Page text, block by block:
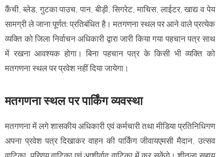
कैंची, ब्लेड, गुटका पाउच, पान, बीड़ी, सिगरेट, माचिस, लाईटर, खाद्य व पेय
सामग्री ले जाना पूर्णत: प्रतिबंधित है। मतगणना स्थल पर आने वाले प्रत्येक
व्यक्ति को जिला निर्वाचन अधिकारी द्वारा जारी किया गया पहचान पत्र साथ
में रखना आवश्यक होगा। बिना पहचान पत्र के किसी भी व्यक्ति को
मतगणना स्थल पर प्रवेश नहीं दिया जायेगा।
मतगणना स्थल पर पार्किंग व्यवस्था
मतगणना में लगे शासकीय अधिकारी एवं कर्मचारी तथा मीडिया प्रतिनिधिगण
अपना प्रवेश पत्र दिखाकर वाहन की पार्किंग जीवायएमसी मैदान, उत्सव